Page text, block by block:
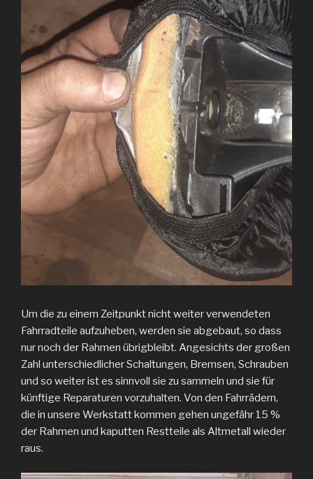
Um die zu einem Zeitpunkt nicht weiter verwendeten
Fahrradteile aufzuheben, werden sie abgebaut, so dass
nur noch der Rahmen übrigbleibt. Angesichts der großen
Zahl unterschiedlicher Schaltungen, Bremsen, Schrauben
und so weiter ist es sinnvoll sie zu sammeln und sie für
künftige Reparaturen vorzuhalten. Von den Fahrrädern,
die in unsere Werkstatt kommen gehen ungefähr 15 %
der Rahmen und kaputten Restteile als Altmetall wieder
raus.